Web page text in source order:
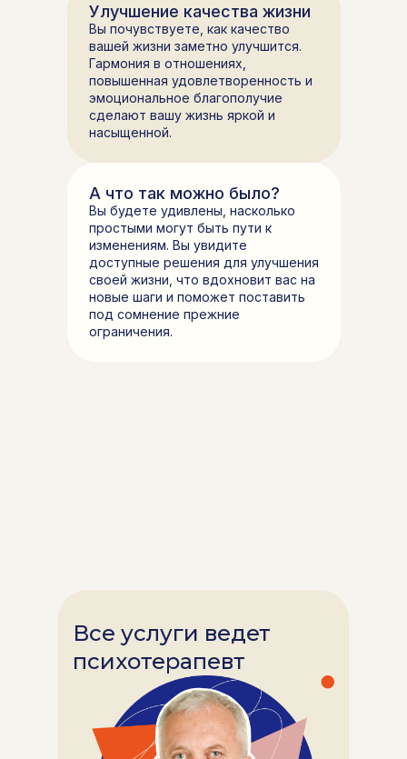
Улучшение качества жизни
Вы почувствуете, как качество
вашей жизни заметно улучшится.
Гармония в отношениях,
повышенная удовлетворенность и
эмоциональное благополучие
сделают вашу жизнь яркой и
насыщенной.
А что так можно было?
Вы будете удивлены, насколько
простыми могут быть пути к
изменениям. Вы увидите
доступные решения для улучшения
своей жизни, что вдохновит вас на
новые шаги и поможет поставить
под сомнение прежние
ограничения.
Все услуги ведет
психотерапевт